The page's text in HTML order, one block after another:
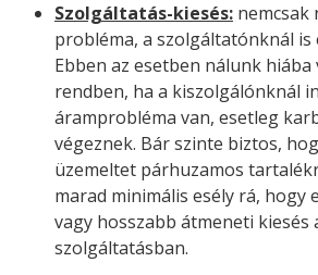
Szolgáltatás-kiesés: nemcsak
probléma, a szolgáltatónknál
Ebben az esetben nálunk hiába
rendben, ha a kiszolgálónknál
áramprobléma van, esetleg
végeznek. Bár szinte biztos,
üzemeltet párhuzamos
marad minimális esély rá, hogy
vagy hosszabb átmeneti kiesés
szolgáltatásban.